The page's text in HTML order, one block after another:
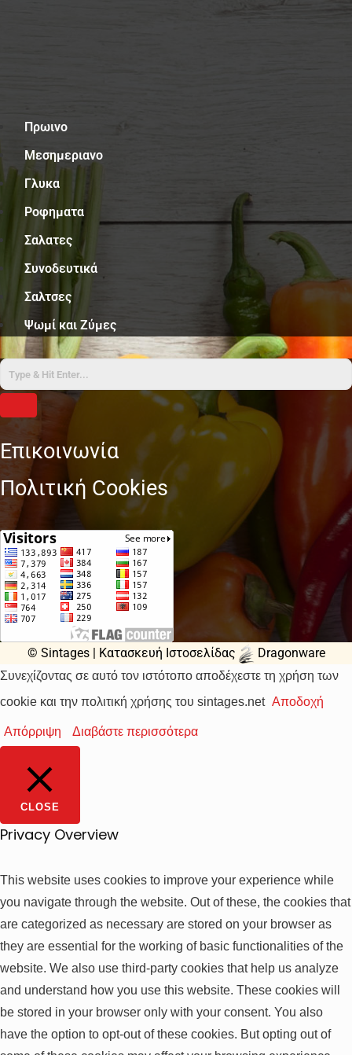
ΜενούΠρωινο
Μεσημεριανο
Γλυκα
Ροφηματα
Σαλατες
Συνοδευτικά
Σαλτσες
Ψωμί και Ζύμες
Επικοινωνία
Πολιτική Cookies
© Sintages | Κατασκευή Ιστοσελίδας Dragonware
Συνεχίζοντας σε αυτό τον ιστότοπο αποδέχεστε τη χρήση των
cookie και την πολιτική χρήσης του sintages.net Αποδοχή
Απόρριψη Διαβάστε περισσότερα
CLOSE
Privacy Overview
This website uses cookies to improve your experience while
you navigate through the website. Out of these, the cookies that
are categorized as necessary are stored on your browser as
they are essential for the working of basic functionalities of the
website. We also use third-party cookies that help us analyze
and understand how you use this website. These cookies will
be stored in your browser only with your consent. You also
have the option to opt-out of these cookies. But opting out of